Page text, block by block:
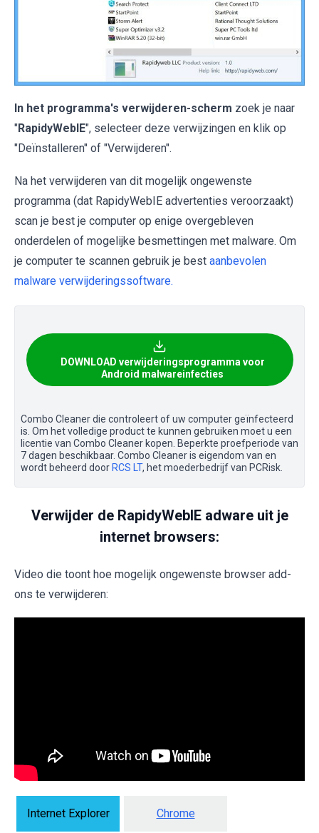
In het programma's verwijderen-scherm zoek je naar
"RapidyWebIE", selecteer deze verwijzingen en klik op
"Deïnstalleren" of "Verwijderen".
Na het verwijderen van dit mogelijk ongewenste
programma (dat RapidyWebIE advertenties veroorzaakt)
scan je best je computer op enige overgebleven
onderdelen of mogelijke besmettingen met malware. Om
je computer te scannen gebruik je best aanbevolen
malware verwijderingssoftware.
DOWNLOAD verwijderingsprogramma voor
Android malwareinfecties
Combo Cleaner die controleert of uw computer geïnfecteerd
is. Om het volledige product te kunnen gebruiken moet u een
licentie van Combo Cleaner kopen. Beperkte proefperiode van
7 dagen beschikbaar. Combo Cleaner is eigendom van en
wordt beheerd door RCS LT, het moederbedrijf van PCRisk.
Verwijder de RapidyWebIE adware uit je
internet browsers:
Video die toont hoe mogelijk ongewenste browser add-
ons te verwijderen:
Internet Explorer Chrome